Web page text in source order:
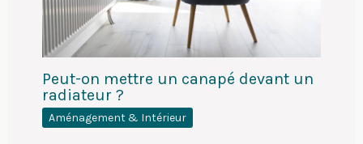
Peut-on mettre un canapé devant un
radiateur ?
Aménagement & Intérieur